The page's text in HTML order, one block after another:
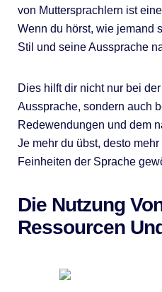
von Muttersprachlern ist
Wenn du hörst, wie jemand
Stil und seine Aussprache
Dies hilft dir nicht nur bei
Aussprache, sondern auch
Redewendungen und dem
Je mehr du übst, desto
Feinheiten der Sprache
Die Nutzung
Ressourcen